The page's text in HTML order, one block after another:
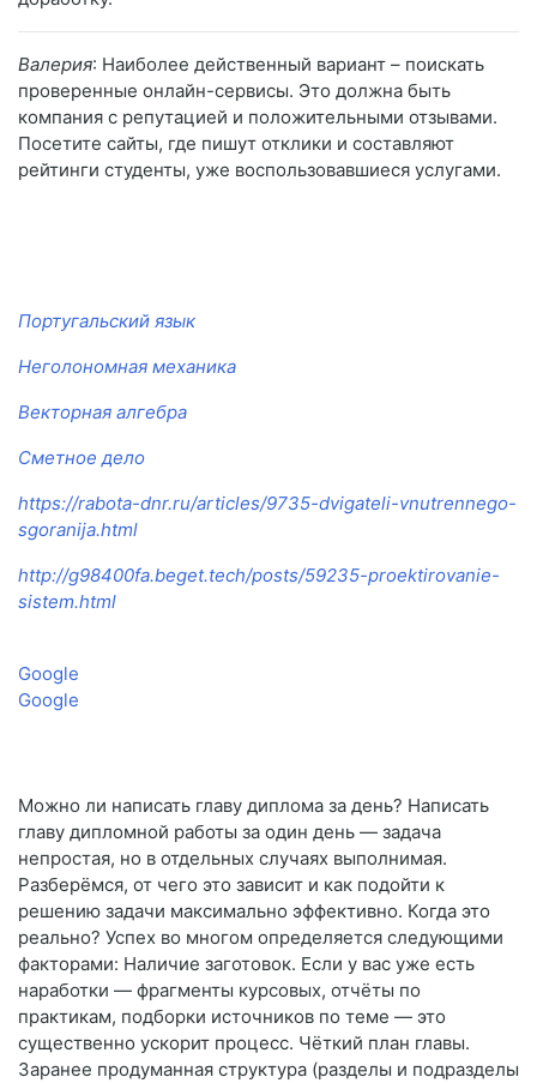
Валерия: Наиболее действенный вариант – поискать
проверенные онлайн-сервисы. Это должна быть
компания с репутацией и положительными отзывами.
Посетите сайты, где пишут отклики и составляют
рейтинги студенты, уже воспользовавшиеся услугами.
Португальский язык
Неголономная механика
Векторная алгебра
Сметное дело
https://rabota-dnr.ru/articles/9735-dvigateli-vnutrennego-
sgoranija.html
http://g98400fa.beget.tech/posts/59235-proektirovanie-
sistem.html
Google
Google
Можно ли написать главу диплома за день? Написать
главу дипломной работы за один день — задача
непростая, но в отдельных случаях выполнимая.
Разберёмся, от чего это зависит и как подойти к
решению задачи максимально эффективно. Когда это
реально? Успех во многом определяется следующими
факторами: Наличие заготовок. Если у вас уже есть
наработки — фрагменты курсовых, отчёты по
практикам, подборки источников по теме — это
существенно ускорит процесс. Чёткий план главы.
Заранее продуманная структура (разделы и подразделы